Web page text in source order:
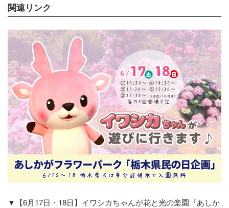
関連リンク
▼【6月17日・18日】イワシカちゃんが花と光の楽園『あしか